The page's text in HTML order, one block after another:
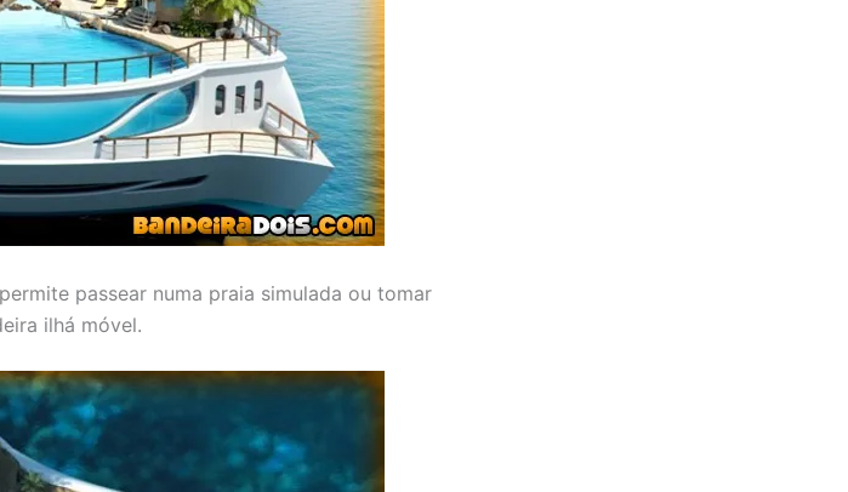
passear numa praia simulada ou tomar
ilhá móvel.